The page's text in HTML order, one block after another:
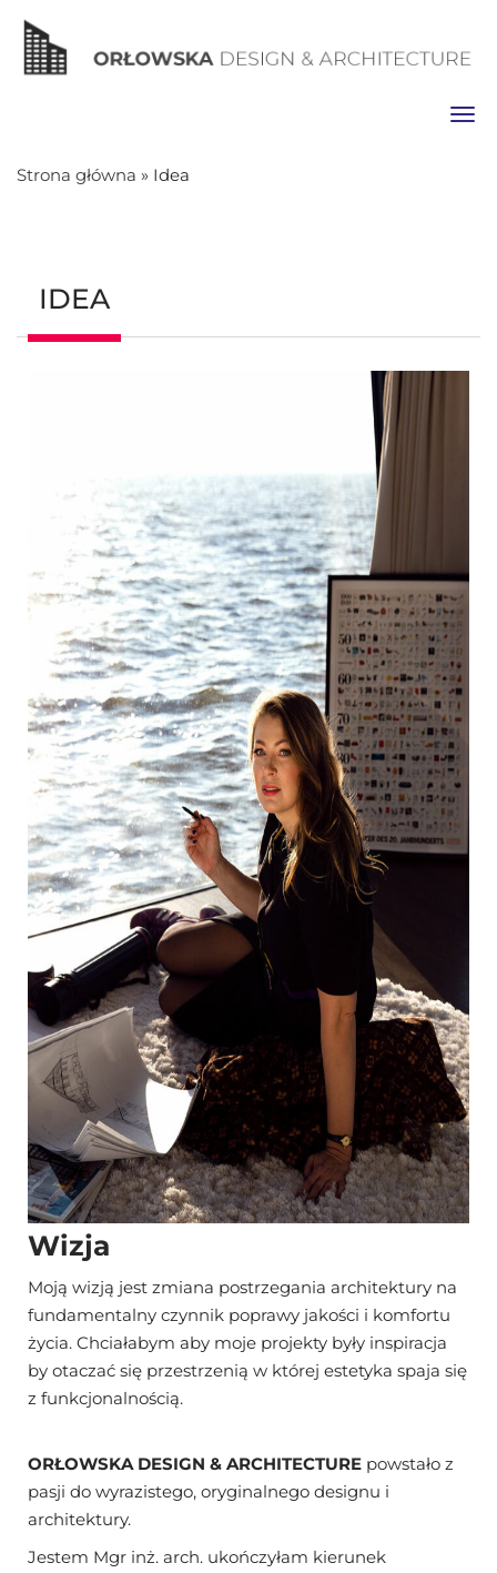
Strona główna » Idea
IDEA
Wizja
Moją wizją jest zmiana postrzegania architektury na
fundamentalny czynnik poprawy jakości i komfortu
życia. Chciałabym aby moje projekty były inspiracja
by otaczać się przestrzenią w której estetyka spaja się
z funkcjonalnością.
ORŁOWSKA DESIGN & ARCHITECTURE powstało z
pasji do wyrazistego, oryginalnego designu i
architektury.
Jestem Mgr inż. arch. ukończyłam kierunek